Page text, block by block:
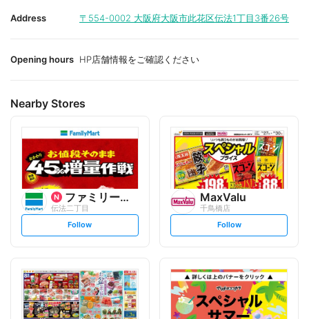
Address 〒554-0002 大阪府大阪市此花区伝法1丁目3番26号
Opening hours HP店舗情報をご確認ください
Nearby Stores
ファミリーマート
伝法二丁目
s
t
l
o
w
Follow
MaxValu
千鳥橋店
s
t
l
o
w
Follow